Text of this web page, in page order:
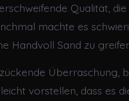
Qualität,
machte es
Handvoll Sand zu
Überraschung,
vorstellen, dass es